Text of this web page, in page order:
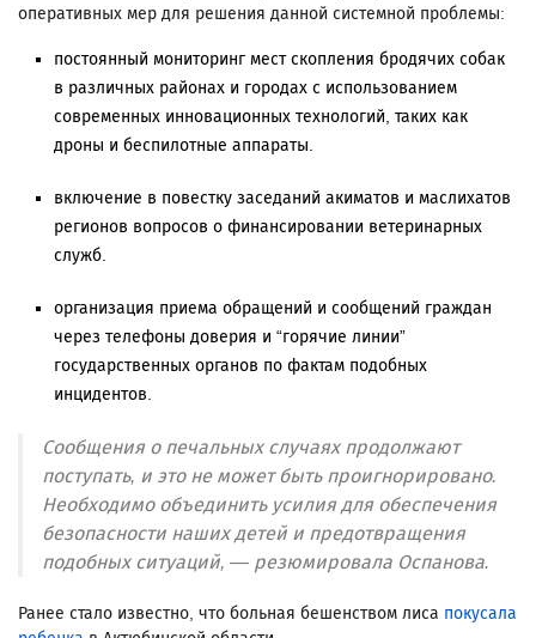
оперативных мер для решения данной системной проблемы:
постоянный мониторинг мест скопления бродячих собак
в различных районах и городах с использованием
современных инновационных технологий, таких как
дроны и беспилотные аппараты.
включение в повестку заседаний акиматов и маслихатов
регионов вопросов о финансировании ветеринарных
служб.
организация приема обращений и сообщений граждан
через телефоны доверия и “горячие линии”
государственных органов по фактам подобных
инцидентов.
Сообщения о печальных случаях продолжают
поступать, и это не может быть проигнорировано.
Необходимо объединить усилия для обеспечения
безопасности наших детей и предотвращения
подобных ситуаций, — резюмировала Оспанова.
Ранее стало известно, что больная бешенством лиса покусала